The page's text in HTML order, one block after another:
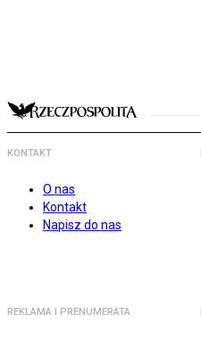
KONTAKT
O nas
Kontakt
Napisz do nas
REKLAMA I PRENUMERATA